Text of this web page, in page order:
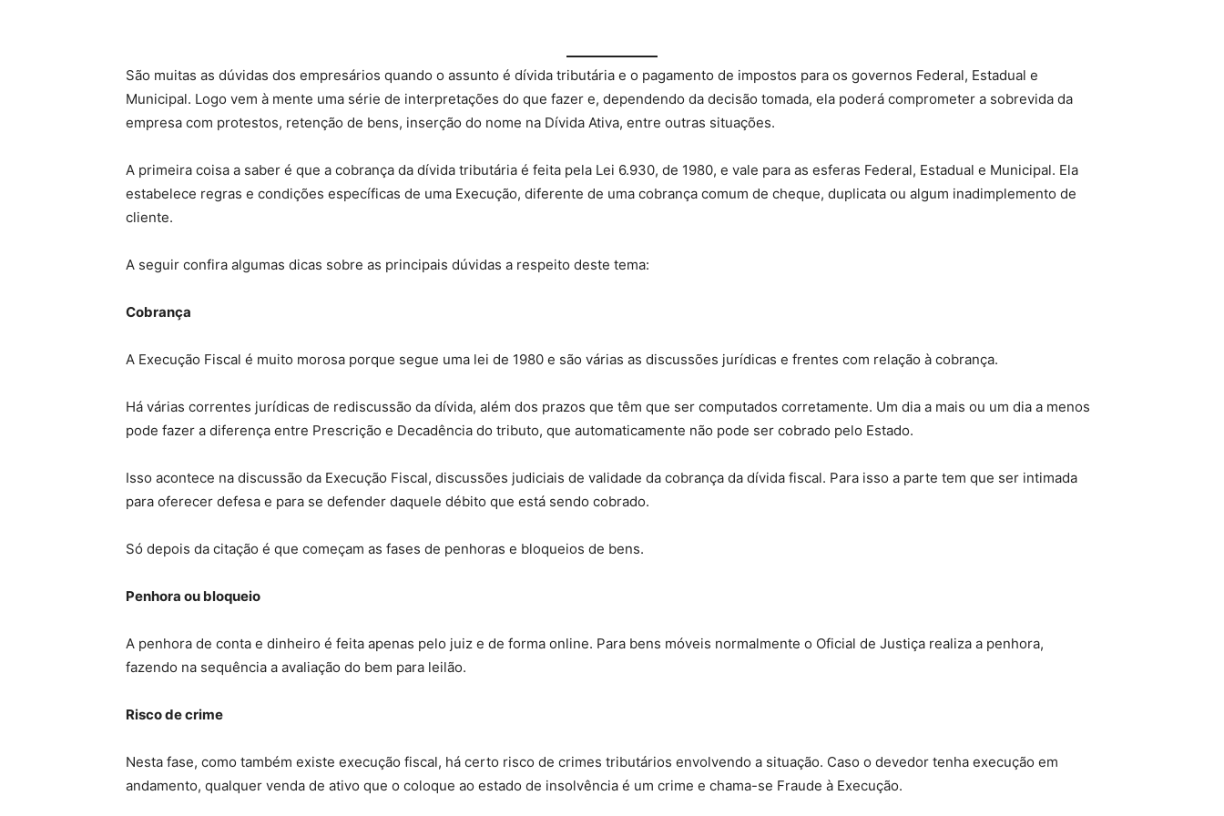
São muitas as dúvidas dos empresários quando o assunto é dívida tributária e o pagamento de impostos para os governos Federal, Estadual e
Municipal. Logo vem à mente uma série de interpretações do que fazer e, dependendo da decisão tomada, ela poderá comprometer a sobrevida da
empresa com protestos, retenção de bens, inserção do nome na Dívida Ativa, entre outras situações.
A primeira coisa a saber é que a cobrança da dívida tributária é feita pela Lei 6.930, de 1980, e vale para as esferas Federal, Estadual e Municipal. Ela
estabelece regras e condições específicas de uma Execução, diferente de uma cobrança comum de cheque, duplicata ou algum inadimplemento de
cliente.
A seguir confira algumas dicas sobre as principais dúvidas a respeito deste tema:
Cobrança
A Execução Fiscal é muito morosa porque segue uma lei de 1980 e são várias as discussões jurídicas e frentes com relação à cobrança.
Há várias correntes jurídicas de rediscussão da dívida, além dos prazos que têm que ser computados corretamente. Um dia a mais ou um dia a menos
pode fazer a diferença entre Prescrição e Decadência do tributo, que automaticamente não pode ser cobrado pelo Estado.
Isso acontece na discussão da Execução Fiscal, discussões judiciais de validade da cobrança da dívida fiscal. Para isso a parte tem que ser intimada
para oferecer defesa e para se defender daquele débito que está sendo cobrado.
Só depois da citação é que começam as fases de penhoras e bloqueios de bens.
Penhora ou bloqueio
A penhora de conta e dinheiro é feita apenas pelo juiz e de forma online. Para bens móveis normalmente o Oficial de Justiça realiza a penhora,
fazendo na sequência a avaliação do bem para leilão.
Risco de crime
Nesta fase, como também existe execução fiscal, há certo risco de crimes tributários envolvendo a situação. Caso o devedor tenha execução em
andamento, qualquer venda de ativo que o coloque ao estado de insolvência é um crime e chama-se Fraude à Execução.